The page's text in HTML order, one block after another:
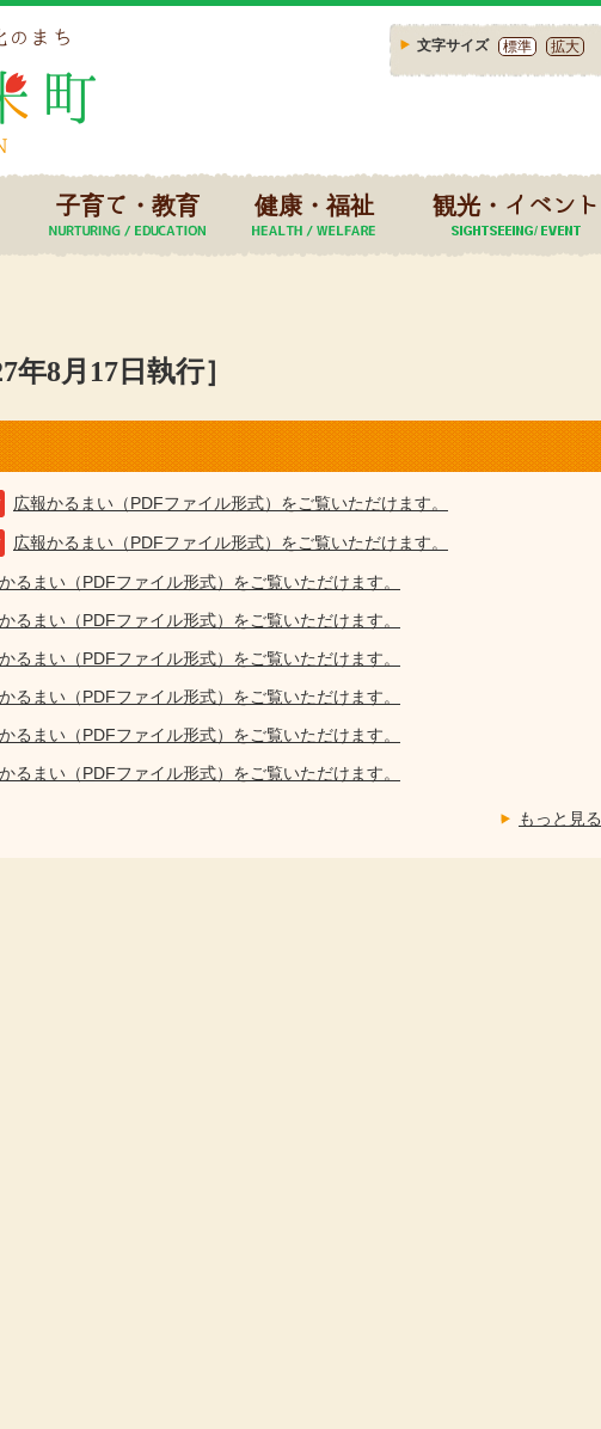
文字サイズ 標準 拡大
子育て・教育 健康・福祉 観光・イベント
年8月17日執行］
広報かるまい（PDFファイル形式）をご覧いただけます。
広報かるまい（PDFファイル形式）をご覧いただけます。
るまい（PDFファイル形式）をご覧いただけます。
るまい（PDFファイル形式）をご覧いただけます。
るまい（PDFファイル形式）をご覧いただけます。
るまい（PDFファイル形式）をご覧いただけます。
るまい（PDFファイル形式）をご覧いただけます。
るまい（PDFファイル形式）をご覧いただけます。
もっと見る